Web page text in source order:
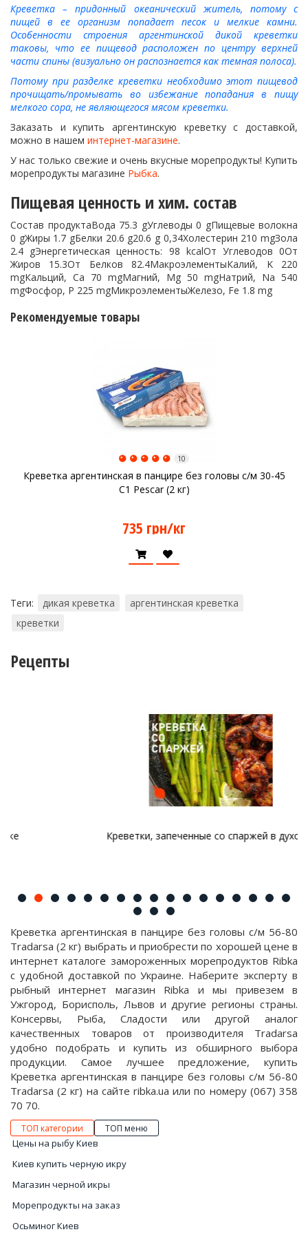
Креветка – придонный океанический житель, потому с
пищей в ее организм попадает песок и мелкие камни.
Особенности строения аргентинской дикой креветки
таковы, что ее пищевод расположен по центру верхней
части спины (визуально он распознается как темная полоса).
Потому при разделке креветки необходимо этот пищевод
прочищать/промывать во избежание попадания в пищу
мелкого сора, не являющегося мясом креветки.
Заказать и купить аргентинскую креветку с доставкой,
можно в нашем интернет-магазине.
У нас только свежие и очень вкусные морепродукты! Купить
морепродукты магазине Рыбка.
Пищевая ценность и хим. состав
Состав продуктаВода 75.3 gУглеводы 0 gПищевые волокна
0 gЖиры 1.7 gБелки 20.6 g20.6 g 0,34Холестерин 210 mgЗола
2.4 gЭнергетическая ценность: 98 kcalОт Углеводов 0От
Жиров 15.3От Белков 82.4МакроэлементыКалий, K 220
mgКальций, Ca 70 mgМагний, Mg 50 mgНатрий, Na 540
mgФосфор, P 225 mgМикроэлементыЖелезо, Fe 1.8 mg
Рекомендуемые товары
Креветка аргентинская в панцире без головы с/м 30-45
C1 Pescar (2 кг)
10
735 грн/кг
Теги: дикая креветка
аргентинская креветка
креветки
Рецепты
Креветки, запеченные со спаржей в духовке
Креветка аргентинская в панцире без головы с/м 56-80
Tradarsa (2 кг) выбрать и приобрести по хорошей цене в
интернет каталоге замороженных морепродуктов Ribka
с удобной доставкой по Украине. Наберите эксперту в
рыбный интернет магазин Ribka и мы привезем в
Ужгород, Борисполь, Львов и другие регионы страны.
Консервы, Рыба, Сладости или другой аналог
качественных товаров от производителя Tradarsa
удобно подобрать и купить из обширного выбора
продукции. Самое лучшее предложение, купить
Креветка аргентинская в панцире без головы с/м 56-80
Tradarsa (2 кг) на сайте ribka.ua или по номеру (067) 358
70 70.
ТОП категории ТОП меню
Цены на рыбу Киев
Киев купить черную икру
Магазин черной икры
Морепродукты на заказ
Осьминог Киев